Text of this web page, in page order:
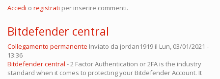
Accedi o registrati per inserire commenti.
Bitdefender central
Collegamento permanente Inviato da jordan1919 il Lun, 03/01/2021 -
13:36
Bitdefender central - 2 Factor Authentication or 2FA is the industry
standard when it comes to protecting your Bitdefender Account. It